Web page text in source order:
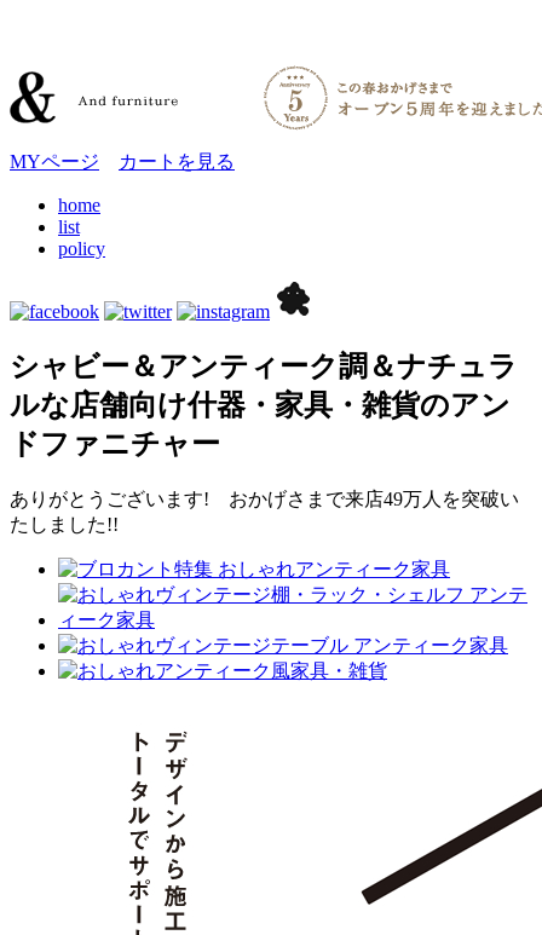
MYページ カートを見る
home
list
policy
シャビー＆アンティーク調＆ナチュラ
ルな店舗向け什器・家具・雑貨のアン
ドファニチャー
ありがとうございます! おかげさまで来店49万人を突破い
たしました!!